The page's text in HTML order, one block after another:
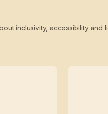
inclusivity, accessibility and